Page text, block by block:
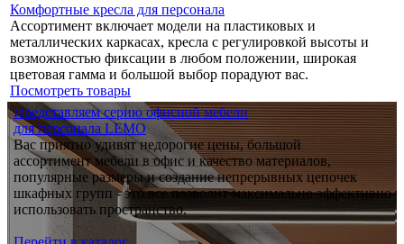
Комфортные кресла для персонала
Ассортимент включает модели на пластиковых и
металлических каркасах, кресла с регулировкой высоты и
возможностью фиксации в любом положении, широкая
цветовая гамма и большой выбор порадуют вас.
Посмотреть товары
Представляем серию офисной мебели
для персонала LEMO
Вас приятно удивят недорогие цены, большой
ассортимент мебели в офис и качество материалов,
популярные размеры и создание непрерывных цепочек
шкафных групп - это все позволит максимально эффективно
использовать пространство.